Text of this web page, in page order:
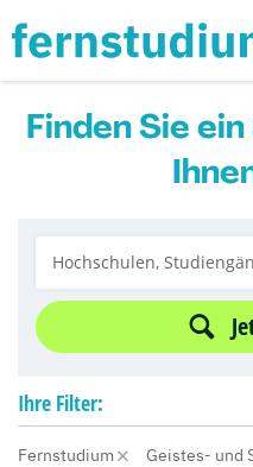
Finden Sie
Ihre Filter:
Fernstudium
Geistes- und